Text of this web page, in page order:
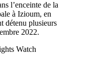
l’enceinte de la
à Izioum, en
détenu plusieurs
2022.
Watch